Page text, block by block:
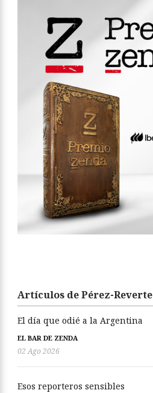
Artículos de Pérez-Reverte
El día que odié a la Argentina
EL BAR DE ZENDA
02 Ago 2026
Esos reporteros sensibles